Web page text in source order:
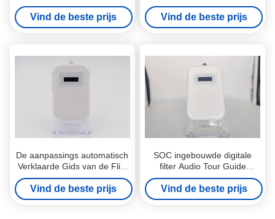
Vind de beste prijs
technologie aan
Vind de beste prijs
De aanpassings automatisch
Verklaarde Gids van de Flits
Audioreis
Vind de beste prijs
SOC ingebouwde digitale
filter Audio Tour Guide
System geluidsreductie
Vind de beste prijs